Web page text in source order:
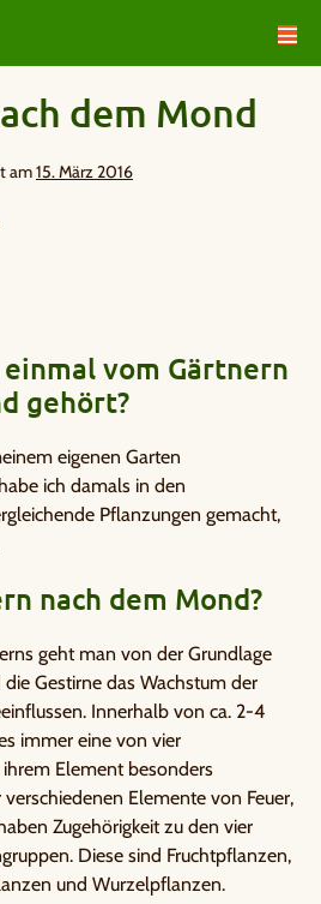
dem Mond
am15. März 2016
einmal vom Gärtnern
gehört?
eigenen Garten
ich damals in den
Pflanzungen gemacht,
nach dem Mond?
geht man von der Grundlage
Gestirne das Wachstum der
Innerhalb von ca. 2-4
immer eine von vier
Element besonders
Elemente von Feuer,
Zugehörigkeit zu den vier
Diese sind Fruchtpflanzen,
und Wurzelpflanzen.